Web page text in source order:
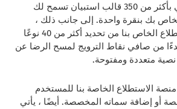
تجهيز نظامنا الأساسي بأكثر من 350 قالب استبيان تسمح لك
بك بنقرة واحدة. إلى جانب ذلك ،
سيمكنك برنامج الاستطلاع الخاص بنا من تحديد أكثر من 40 نوعًا
من صافي نقاط الترويج لمسح الرضا عن
نصية متعددة ومفتوحة.
الاستطلاع الخاصة بنا للمستخدم
أو إضافة سماته المخصصة. أيضًا ، يأتي